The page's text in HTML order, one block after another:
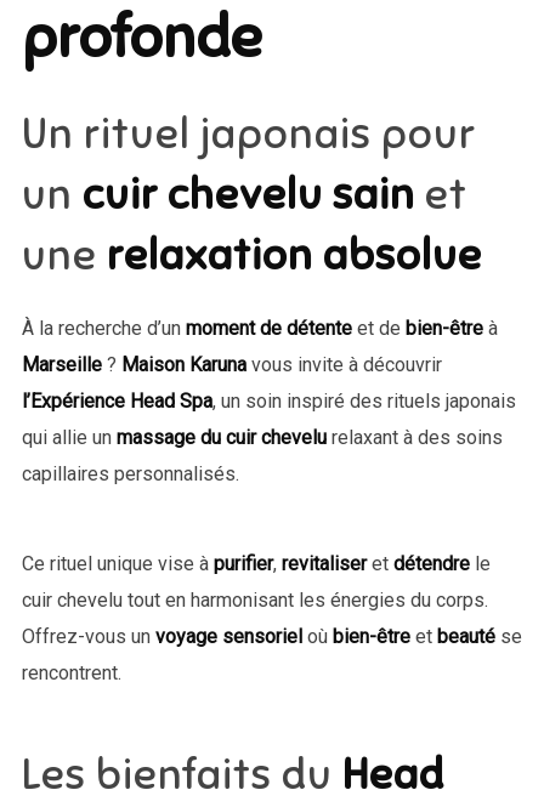
profonde
Un rituel japonais pour
un cuir chevelu sain et
une relaxation absolue
À la recherche d’un moment de détenteet de bien-êtreà
Marseille? Maison Karunavous invite à découvrir
l’Expérience Head Spa, un soin inspiré des rituels japonais
qui allie un massage du cuir chevelurelaxant à des soins
capillaires personnalisés.
Ce rituel unique vise à purifier, revitaliseret détendrele
cuir chevelu tout en harmonisant les énergies du corps.
Offrez-vous un voyage sensorieloù bien-êtreet beautése
rencontrent.
Les bienfaits du Head